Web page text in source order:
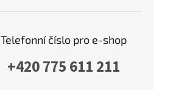
Telefonní číslo pro e-shop
+420 775 611 211